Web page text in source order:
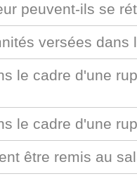
peuvent-ils se
versées
le cadre d'une
le cadre d'une
être remis au